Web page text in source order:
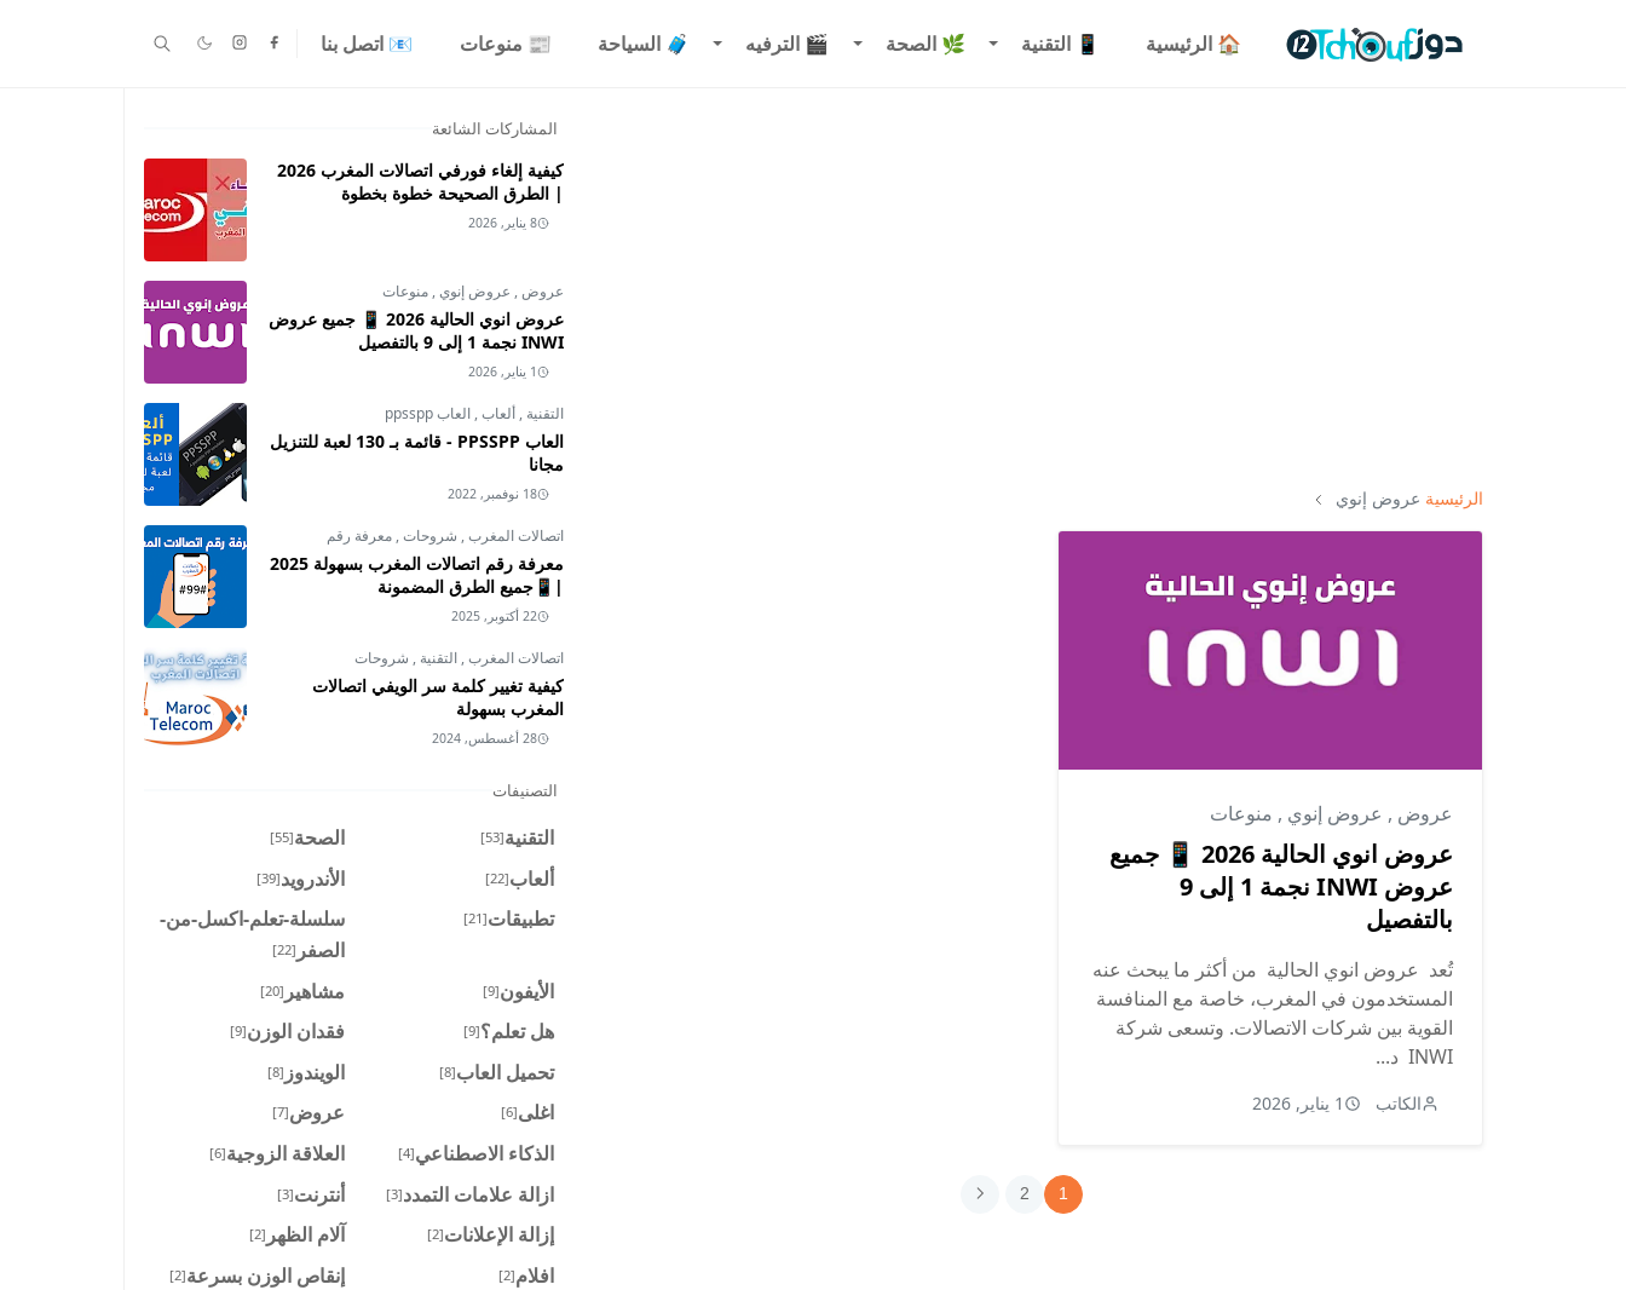
🏠 الرئيسية 📱 التقنية 🌿 الصحة 🎬 الترفيه 🧳 السياحة 📰 منوعات 📧 اتصل بنا
الرئيسية عروض إنوي
عروض , عروض إنوي , منوعات
عروض انوي الحالية 2026 📱 جميع
عروض INWI نجمة 1 إلى 9
بالتفصيل
تُعد عروض انوي الحالية من أكثر ما يبحث عنه
المستخدمون في المغرب، خاصة مع المنافسة
القوية بين شركات الاتصالات. وتسعى شركة
INWI د...
الكاتب 1 يناير, 2026
1
2
المشاركات الشائعة
كيفية إلغاء فورفي اتصالات المغرب 2026
| الطرق الصحيحة خطوة بخطوة
8 يناير, 2026
عروض , عروض إنوي, منوعات
عروض انوي الحالية 2026 📱 جميع عروض
INWI نجمة 1 إلى 9 بالتفصيل
1 يناير, 2026
التقنية , ألعاب, العاب ppsspp
العاب PPSSPP - قائمة بـ 130 لعبة للتنزيل
مجانا
18 نوفمبر, 2022
اتصالات المغرب, شروحات, معرفة رقم
معرفة رقم اتصالات المغرب بسهولة 2025
|📱جميع الطرق المضمونة
22 أكتوبر, 2025
اتصالات المغرب, التقنية , شروحات
كيفية تغيير كلمة سر الويفي اتصالات
المغرب بسهولة
28 أغسطس, 2024
التصنيفات
الصحة[55] التقنية[53]
الأندرويد[39] ألعاب[22]
سلسلة-تعلم-اكسل-من-
الصفر [22]
تطبيقات[21]
مشاهير [20] الأيفون[9]
فقدان الوزن[9] هل تعلم؟[9]
الويندوز [8] تحميل العاب[8]
عروض[7] اغلى[6]
العلاقة الزوجية[6] الذكاء الاصطناعي[4]
أنترنت[3] ازالة علامات التمدد[3]
آلام الظهر [2] إزالة الإعلانات[2]
إنقاص الوزن بسرعة[2] افلام[2]